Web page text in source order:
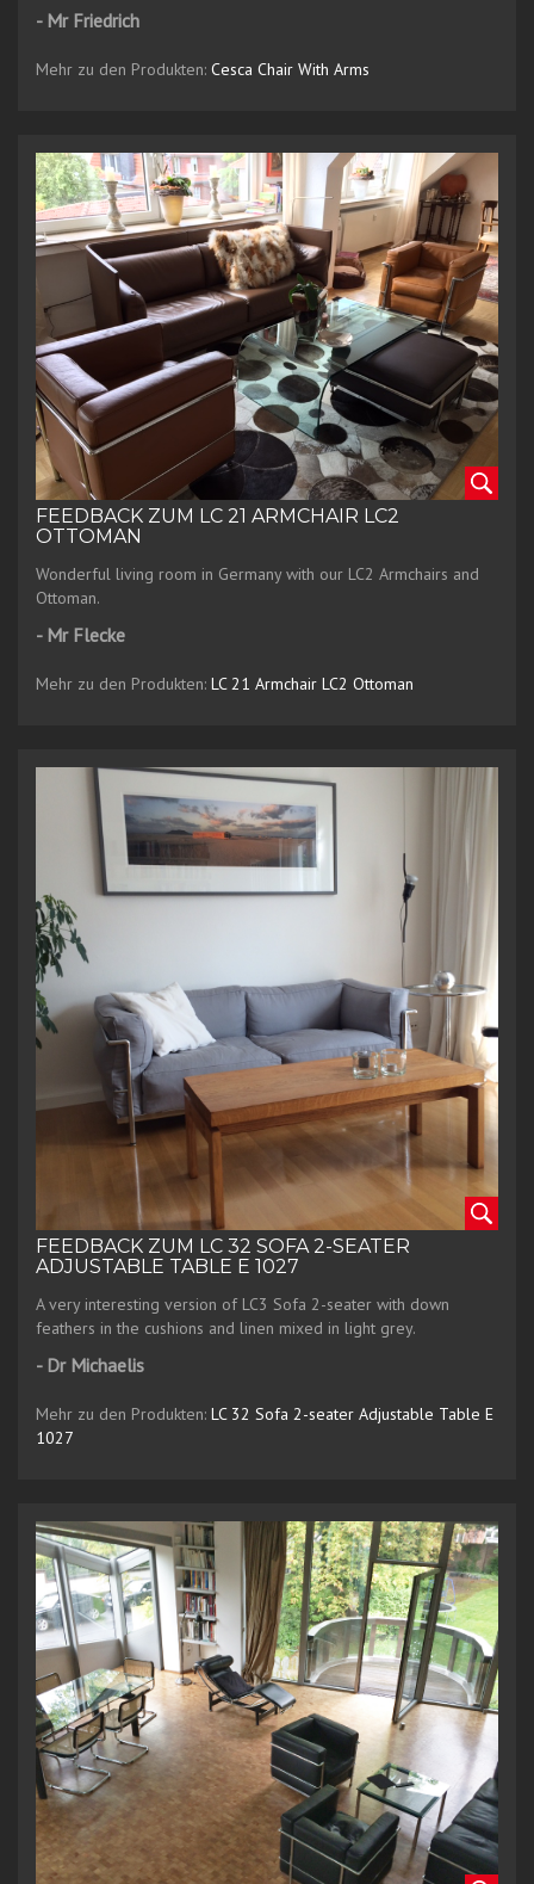
- Mr Friedrich
Mehr zu den Produkten: Cesca Chair With Arms
FEEDBACK ZUM LC 21 ARMCHAIR LC2
OTTOMAN
Wonderful living room in Germany with our LC2 Armchairs and
Ottoman.
- Mr Flecke
Mehr zu den Produkten: LC 21 Armchair LC2 Ottoman
FEEDBACK ZUM LC 32 SOFA 2-SEATER
ADJUSTABLE TABLE E 1027
A very interesting version of LC3 Sofa 2-seater with down
feathers in the cushions and linen mixed in light grey.
- Dr Michaelis
Mehr zu den Produkten: LC 32 Sofa 2-seater Adjustable Table E
1027